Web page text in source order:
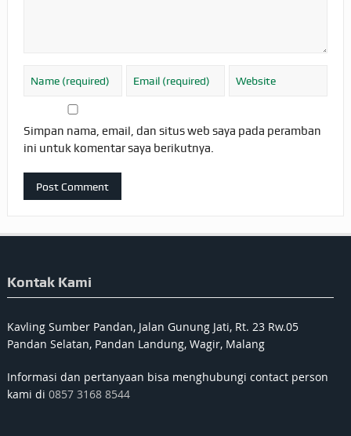
Simpan nama, email, dan situs web saya pada peramban
ini untuk komentar saya berikutnya.
Kontak Kami
Kavling Sumber Pandan, Jalan Gunung Jati, Rt. 23 Rw.05
Pandan Selatan, Pandan Landung, Wagir, Malang
Informasi dan pertanyaan bisa menghubungi contact person
kami di 0857 3168 8544